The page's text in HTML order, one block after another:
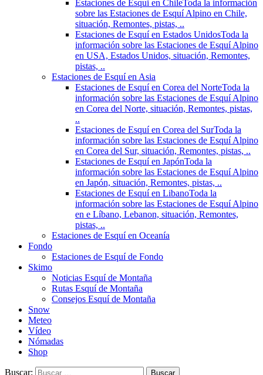
Estaciones de Esqui en ChileToda la información
sobre las Estaciones de Esquí Alpino en Chile,
situación, Remontes, pistas, ..
Estaciones de Esquí en Estados UnidosToda la
información sobre las Estaciones de Esquí Alpino
en USA, Estados Unidos, situación, Remontes,
pistas, ..
Estaciones de Esquí en Asia
Estaciones de Esquí en Corea del NorteToda la
información sobre las Estaciones de Esquí Alpino
en Corea del Norte, situación, Remontes, pistas,
..
Estaciones de Esquí en Corea del SurToda la
información sobre las Estaciones de Esquí Alpino
en Corea del Sur, situación, Remontes, pistas, ..
Estaciones de Esquí en JapónToda la
información sobre las Estaciones de Esquí Alpino
en Japón, situación, Remontes, pistas, ..
Estaciones de Esquí en LibanoToda la
información sobre las Estaciones de Esquí Alpino
en e Líbano, Lebanon, situación, Remontes,
pistas, ..
Estaciones de Esquí en Oceanía
Fondo
Estaciones de Esquí de Fondo
Skimo
Noticias Esquí de Montaña
Rutas Esquí de Montaña
Consejos Esquí de Montaña
Snow
Meteo
Vídeo
Nómadas
Shop
Buscar: